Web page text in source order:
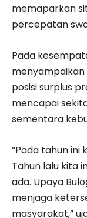
memaparkan
percepatan
Pada
posisi surplus
mencapai
sementara
“Pada tahun ini
Tahun lalu kita
ada. Upaya
menjaga
masyarakat,”